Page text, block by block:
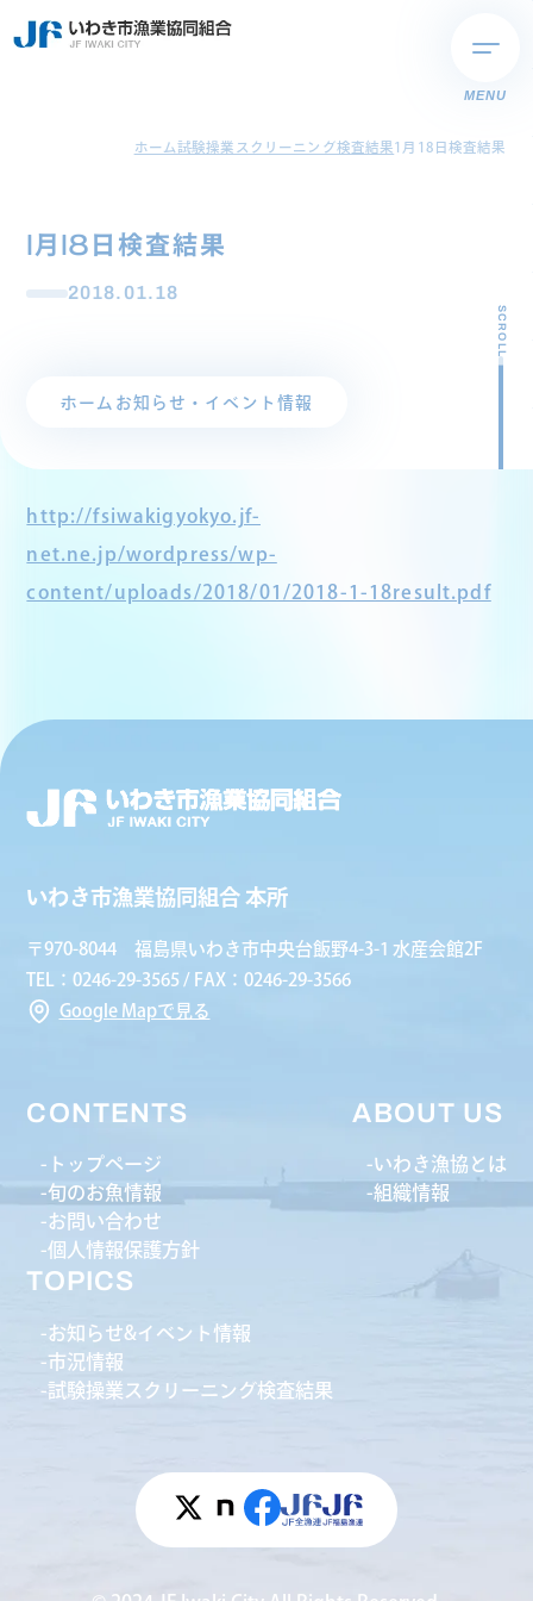
MENU
ホーム試験操業スクリーニング検査結果1月18日検査結果
1月18日検査結果
2018.01.18
ホーム お知らせ・イベント情報
SCROLL
http://fsiwakigyokyo.jf-
net.ne.jp/wordpress/wp-
content/uploads/2018/01/2018-1-18result.pdf
いわき市漁業協同組合 本所
〒970-8044 福島県いわき市中央台飯野4-3-1 水産会館2F
TEL：0246-29-3565 / FAX：0246-29-3566
Google Mapで見る
CONTENTS
トップページ
旬のお魚情報
お問い合わせ
個人情報保護方針
ABOUT US
いわき漁協とは
組織情報
TOPICS
お知らせ&イベント情報
市況情報
試験操業スクリーニング検査結果